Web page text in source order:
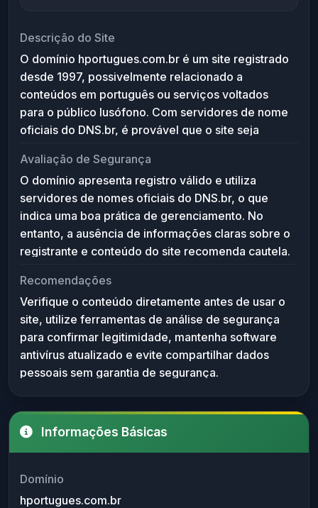
Descrição do Site
O domínio hportugues.com.br é um site registrado
desde 1997, possivelmente relacionado a
conteúdos em português ou serviços voltados
para o público lusófono. Com servidores de nome
oficiais do DNS.br, é provável que o site seja
mercado brasileiro. Embora não haja dados
específicos sobre seu conteúdo, o domínio
sugere uma possível oferta de materiais
educativos, culturais ou informativos em língua
portuguesa.
Avaliação de Segurança
O domínio apresenta registro válido e utiliza
servidores de nomes oficiais do DNS.br, o que
indica uma boa prática de gerenciamento. No
entanto, a ausência de informações claras sobre o
registrante e conteúdo do site recomenda cautela.
desatualizado ou falta de manutenção.
Recomenda-se verificar o site diretamente com
ferramentas de análise de segurança, manter
antivírus atualizado e evitar fornecer dados
pessoais sem confirmação da legitimidade do
site.
Recomendações
Verifique o conteúdo diretamente antes de usar o
site, utilize ferramentas de análise de segurança
para confirmar legitimidade, mantenha software
antivírus atualizado e evite compartilhar dados
pessoais sem garantia de segurança.
Informações Básicas
Domínio
hportugues.com.br